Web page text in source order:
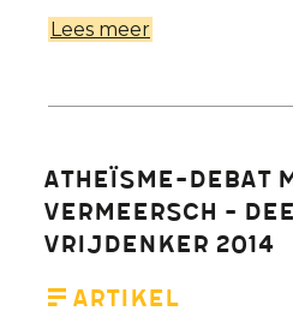
Lees meer
discussie
met
politicus
Bart
Atheïsme-debat
Vermeersch -
Vrijdenker 2014
Artikel